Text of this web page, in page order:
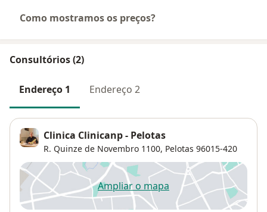
Como mostramos os preços?
Consultórios (2)
Endereço 1 Endereço 2
Clinica Clinicanp - Pelotas
R. Quinze de Novembro 1100, Pelotas 96015-420
Ampliar o mapaabre num novo separador